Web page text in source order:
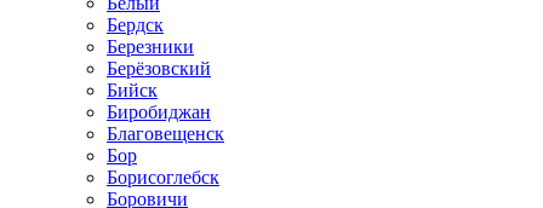
Бердск
Березники
Берёзовский
Бийск
Биробиджан
Благовещенск
Бор
Борисоглебск
Боровичи